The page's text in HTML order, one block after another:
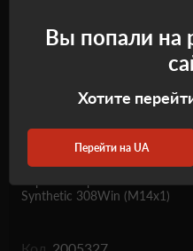
Synthetic 308Win (M14x1)
Вы попали на
Хотите
Перейти на UA